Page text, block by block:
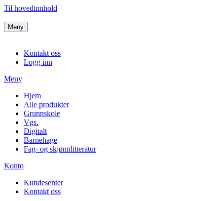
Til hovedinnhold
Meny
Kontakt oss
Logg inn
Meny
Hjem
Alle produkter
Grunnskole
Vgs.
Digitalt
Barnehage
Fag- og skjønnlitteratur
Konto
Kundesenter
Kontakt oss